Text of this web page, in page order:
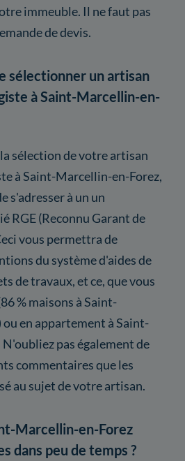
immeuble. Il ne faut pas
de devis.
sélectionner un artisan
à Saint-Marcellin-en-
sélection de votre artisan
à Saint-Marcellin-en-Forez,
s'adresser à un un
RGE (Reconnu Garant de
vous permettra de
du système d'aides de
de travaux, et ce, que vous
% maisons à Saint-
en appartement à Saint-
pas également de
commentaires que les
au sujet de votre artisan.
Marcellin-en-Forez
dans peu de temps ?